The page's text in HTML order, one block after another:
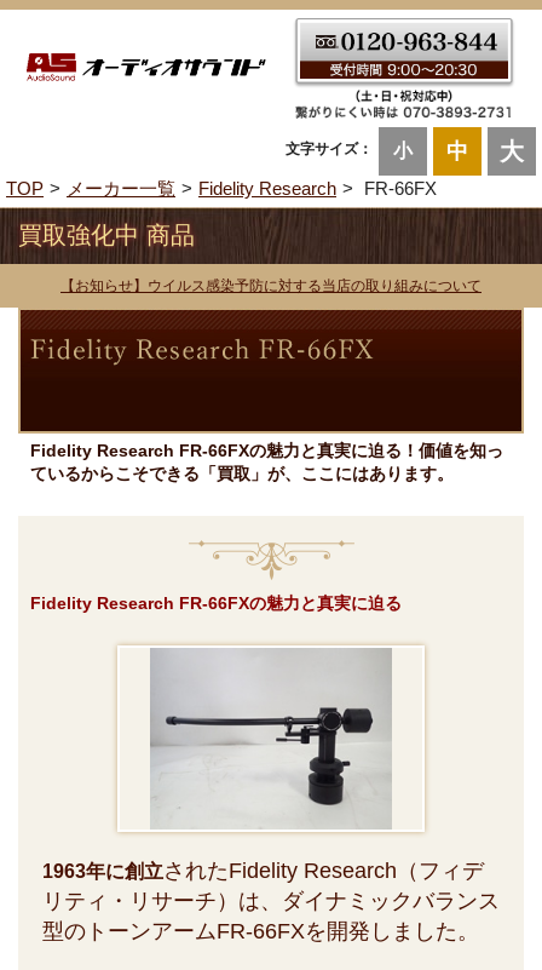
文字サイズ： 小 中 大
TOP メーカー一覧 Fidelity Research FR-66FX
買取強化中 商品
【お知らせ】ウイルス感染予防に対する当店の取り組みについて
Fidelity Research FR-66FXの魅力と真実に迫る！価値を知っ
ているからこそできる「買取」が、ここにはあります。
Fidelity Research FR-66FXの魅力と真実に迫る
1963年に創立されたFidelity Research（フィデ
リティ・リサーチ）は、ダイナミックバランス
型のトーンアームFR-66FXを開発しました。